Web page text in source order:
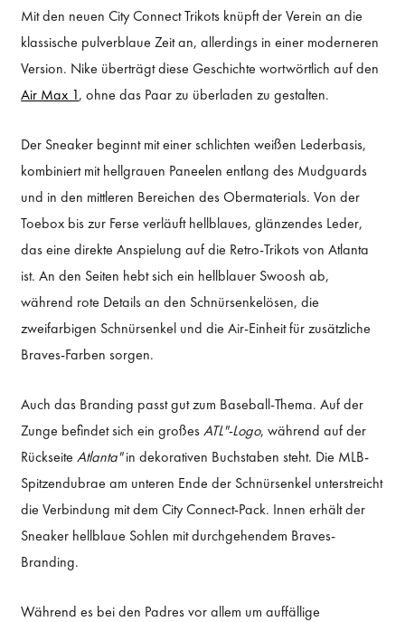
Mit den neuen City Connect Trikots knüpft der Verein an die
klassische pulverblaue Zeit an, allerdings in einer moderneren
Version. Nike überträgt diese Geschichte wortwörtlich auf den
Air Max 1, ohne das Paar zu überladen zu gestalten.
Der Sneaker beginnt mit einer schlichten weißen Lederbasis,
kombiniert mit hellgrauen Paneelen entlang des Mudguards
und in den mittleren Bereichen des Obermaterials. Von der
Toebox bis zur Ferse verläuft hellblaues, glänzendes Leder,
das eine direkte Anspielung auf die Retro-Trikots von Atlanta
ist. An den Seiten hebt sich ein hellblauer Swoosh ab,
während rote Details an den Schnürsenkelösen, die
zweifarbigen Schnürsenkel und die Air-Einheit für zusätzliche
Braves-Farben sorgen.
Auch das Branding passt gut zum Baseball-Thema. Auf der
Zunge befindet sich ein großesATL"-Logo, während auf der
RückseiteAtlanta"in dekorativen Buchstaben steht. Die MLB-
Spitzendubrae am unteren Ende der Schnürsenkel unterstreicht
die Verbindung mit dem City Connect-Pack. Innen erhält der
Sneaker hellblaue Sohlen mit durchgehendem Braves-
Branding.
Während es bei den Padres vor allem um auffällige